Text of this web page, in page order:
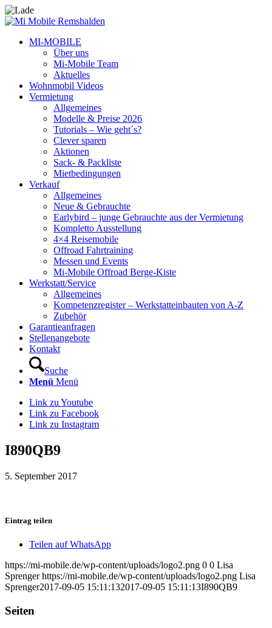
MI-MOBILE
Über uns
Mi-Mobile Team
Aktuelles
Wohnmobil Videos
Vermietung
Allgemeines
Modelle & Preise 2026
Tutorials – Wie geht´s?
Clever sparen
Aktionen
Sack- & Packliste
Mietbedingungen
Verkauf
Allgemeines
Neue & Gebrauchte
Earlybird – junge Gebrauchte aus der Vermietung
Kompletto Ausstellung
4×4 Reisemobile
Offroad Fahrtraining
Messen und Events
Mi-Mobile Offroad Berge-Kiste
Werkstatt/Service
Allgemeines
Kompetenzregister – Werkstatteinbauten von A-Z
Zubehör
Garantieanfragen
Stellenangebote
Kontakt
Suche
Menü Menü
Link zu Youtube
Link zu Facebook
Link zu Instagram
I890QB9
5. September 2017
Eintrag teilen
Teilen auf WhatsApp
https://mi-mobile.de/wp-content/uploads/logo2.png 0 0 Lisa
Sprenger https://mi-mobile.de/wp-content/uploads/logo2.png Lisa
Sprenger2017-09-05 15:11:132017-09-05 15:11:13I890QB9
Seiten